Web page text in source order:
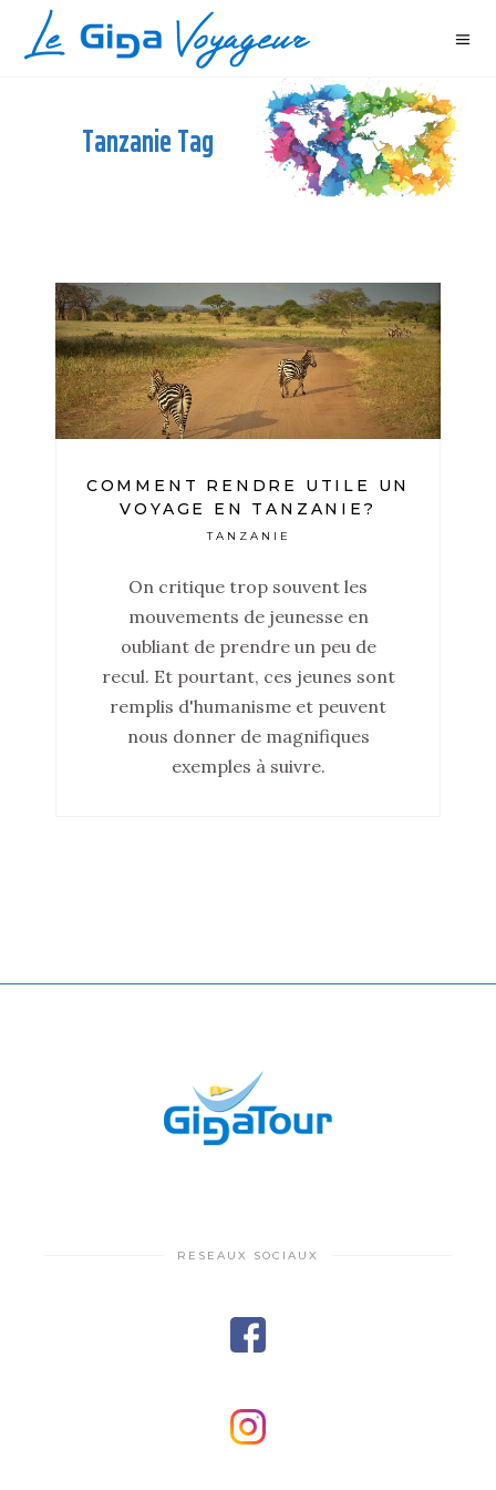
Tanzanie Tag
COMMENT RENDRE UTILE UN
VOYAGE EN TANZANIE?
TANZANIE
On critique trop souvent les
mouvements de jeunesse en
oubliant de prendre un peu de
recul. Et pourtant, ces jeunes sont
remplis d'humanisme et peuvent
nous donner de magnifiques
exemples à suivre.
RESEAUX SOCIAUX